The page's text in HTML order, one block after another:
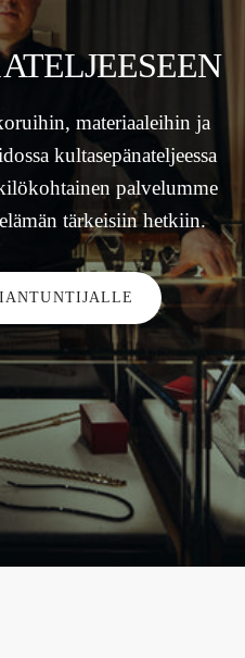
materiaaleihin ja
kultasepänateljeessa
palvelumme
tärkeisiin hetkiin.